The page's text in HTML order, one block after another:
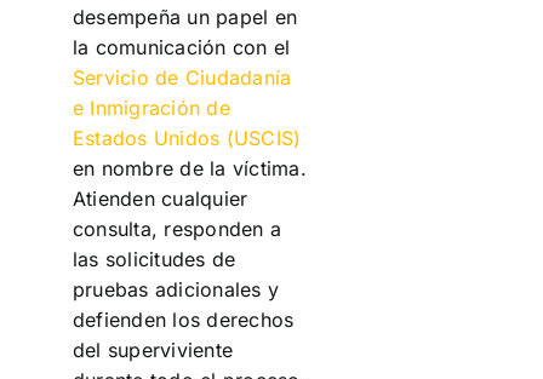
desempeña un papel en
la comunicación con el
Servicio de Ciudadanía
e Inmigración de
Estados Unidos (USCIS)
en nombre de la víctima.
Atienden cualquier
consulta, responden a
las solicitudes de
pruebas adicionales y
defienden los derechos
del superviviente